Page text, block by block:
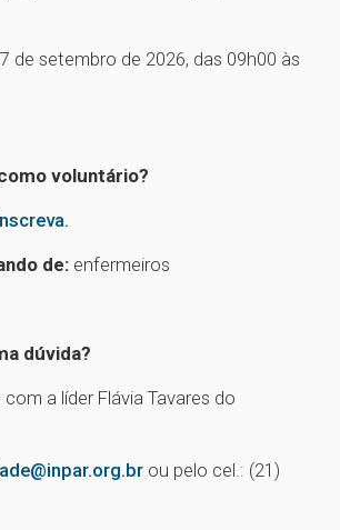
de setembro de 2026, das 09h00 às
voluntário?
de: enfermeiros
dúvida?
a líder Flávia Tavares do
ou pelo cel.: (21)